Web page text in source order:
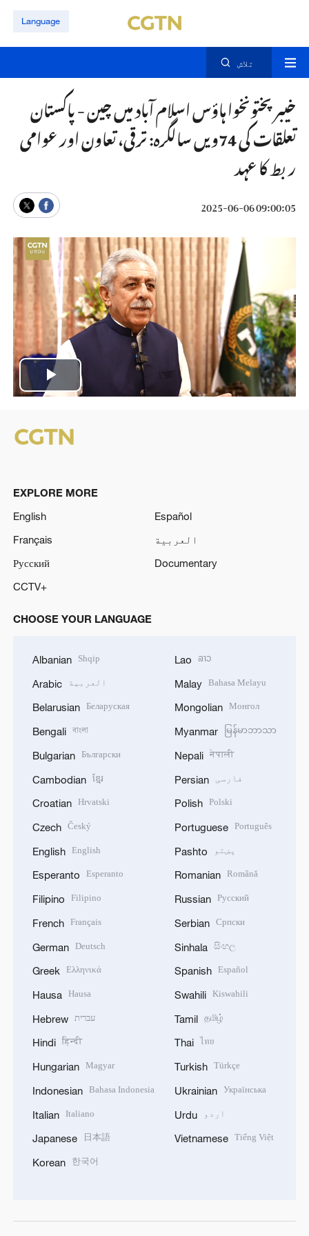
Language
تلاش
خیبرپختونخوا ہاؤس اسلام آباد میں چین - پاکستان
تعلقات کی 74ویں سالگرہ: ترقی، تعاون اور عوامی
ربط کا عہد
09:00:05 2025-06-06
Play
EXPLORE MORE
English
Español
Français
العربية
Русский
Documentary
CCTV+
CHOOSE YOUR LANGUAGE
Albanian Shqip
Arabic العربية
Belarusian Беларуская
Bengali বাংলা
Bulgarian Български
Cambodian ខ្មែរ
Croatian Hrvatski
Czech Český
English English
Esperanto Esperanto
Filipino Filipino
French Français
German Deutsch
Greek Ελληνικά
Hausa Hausa
Hebrew עברית
Hindi हिन्दी
Hungarian Magyar
Indonesian Bahasa Indonesia
Italian Italiano
Japanese 日本語
Korean 한국어
Lao ລາວ
Malay Bahasa Melayu
Mongolian Монгол
Myanmar မြန်မာဘာသာ
Nepali नेपाली
Persian فارسی
Polish Polski
Portuguese Português
Pashto پښتو
Romanian Română
Russian Русский
Serbian Српски
Sinhala සිංහල
Spanish Español
Swahili Kiswahili
Tamil தமிழ்
Thai ไทย
Turkish Türkçe
Ukrainian Українська
Urdu اردو
Vietnamese Tiếng Việt